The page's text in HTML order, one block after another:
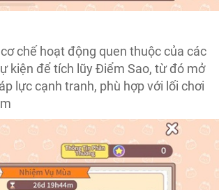
chế hoạt động quen thuộc của các
kiện để tích lũy Điểm Sao, từ đó mở
lực cạnh tranh, phù hợp với lối chơi